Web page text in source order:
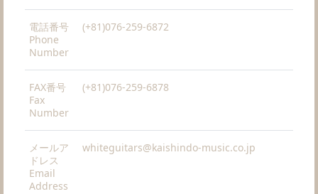
電話番号
Phone
Number
(+81)076-259-6872
FAX番号
Fax
Number
(+81)076-259-6878
メールア
ドレス
Email
Address
whiteguitars@kaishindo-music.co.jp